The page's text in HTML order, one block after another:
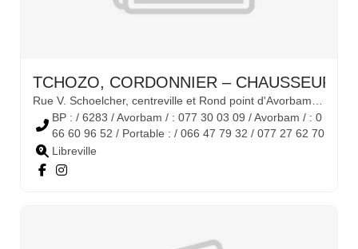
TCHOZO, CORDONNIER – CHAUSSEUR
BP : / 6283 / Avorbam / : 077 30 03 09 / Avorbam / : 0
66 60 96 52 / Portable : / 066 47 79 32 / 077 27 62 70
Libreville